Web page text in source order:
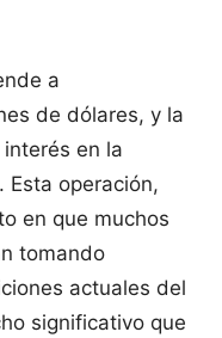
a
de dólares, y la
en la
Esta operación,
en que muchos
tomando
actuales del
significativo que